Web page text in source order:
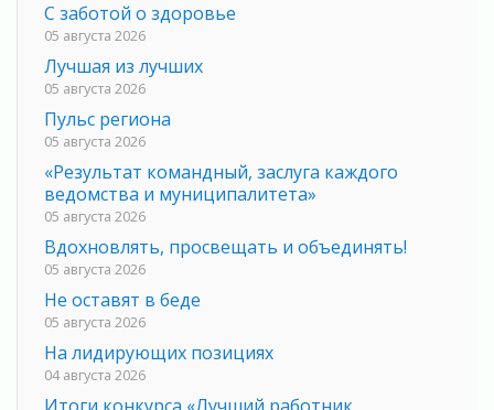
С заботой о здоровье
05 августа 2026
Лучшая из лучших
05 августа 2026
Пульс региона
05 августа 2026
«Результат командный, заслуга каждого
ведомства и муниципалитета»
05 августа 2026
Вдохновлять, просвещать и объединять!
05 августа 2026
Не оставят в беде
05 августа 2026
На лидирующих позициях
04 августа 2026